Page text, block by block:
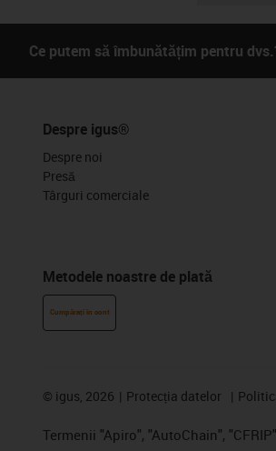
Ce putem să îmbunătățim pentru
Despre igus®
Despre noi
Presă
Târguri comerciale
Metodele noastre de plată
Cumpărați în cont
© igus, 2026 Protecția datelor
Termenii "Apiro", "AutoChain",